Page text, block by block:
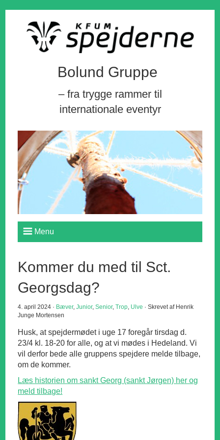
Bolund Gruppe
– fra trygge rammer til
internationale eventyr
Menu
Kommer du med til Sct.
Georgsdag?
4. april 2024 · Bæver,Junior,Senior,Trop, Ulve · Skrevet af Henrik
Junge Mortensen
Husk, at spejdermødet i uge 17 foregår tirsdag d.
23/4 kl. 18-20 for alle, og at vi mødes i Hedeland. Vi
vil derfor bede alle gruppens spejdere melde tilbage,
om de kommer.
Læs historien om sankt Georg (sankt Jørgen) her og
meld tilbage!